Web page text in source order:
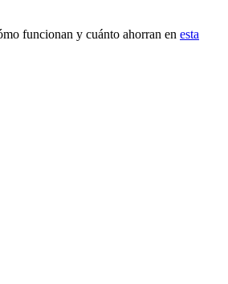
funcionan y cuánto ahorran en esta